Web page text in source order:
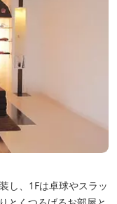
し、1Fは卓球やスラッ